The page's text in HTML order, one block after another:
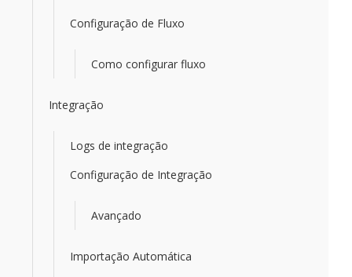
Configuração de Fluxo
Como configurar fluxo
Integração
Logs de integração
Configuração de Integração
Avançado
Importação Automática